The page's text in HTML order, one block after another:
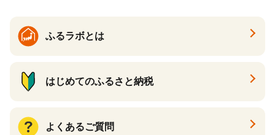
ふるラボとは
はじめてのふるさと納税
よくあるご質問